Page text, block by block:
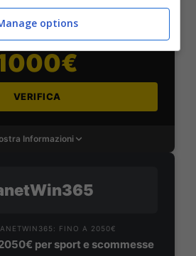
Sport: fino a 1.000€
VERIFICA
Informazioni
FINO A 2050€
per sport e scommesse
options